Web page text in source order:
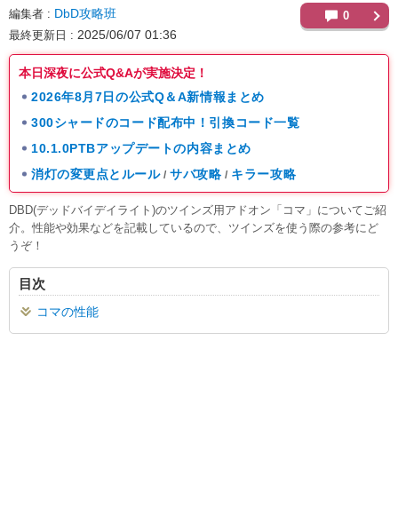
編集者 DbD攻略班
最終更新日 2025/06/07 01:36
0
本日深夜に公式Q&Aが実施決定！
2026年8月7日の公式Q＆A新情報まとめ
300シャードのコード配布中！引換コード一覧
10.1.0PTBアップデートの内容まとめ
消灯の変更点とルール / サバ攻略 / キラー攻略
DBD(デッドバイデイライト)のツインズ用アドオン「コマ」についてご紹
介。性能や効果などを記載しているので、ツインズを使う際の参考にど
うぞ！
目次
コマの性能